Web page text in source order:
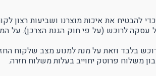
עסקה לרוכש (על פי חוק הגנת הצרכן).
בלבד וזאת על מנת למנוע מצב שלקוח
משלוח פרוטק יחוייב בעלות משלוח חזרה.